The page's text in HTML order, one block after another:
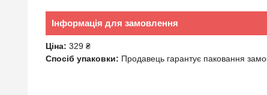
Інформація для замовлення
Ціна: 329 ₴
Спосіб упаковки: Продавець гарантує паковання